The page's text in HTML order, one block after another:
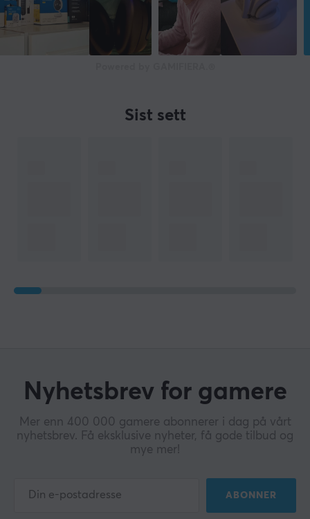
Sist sett
Nyhetsbrev for gamere
Mer enn 400 000 gamere abonnerer i dag på vårt
nyhetsbrev. Få eksklusive nyheter, få gode tilbud og
mye mer!
ABONNER